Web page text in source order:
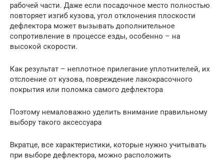
рабочей части. Даже если посадочное место полностью
повторяет изгиб кузова, угол отклонения плоскости
дефлектора может вызывать дополнительное
сопротивление в процессе езды, особенно – на
высокой скорости.
Как результат – неплотное прилегание уплотнителей, их
отслоение от кузова, повреждение лакокрасочного
покрытия или поломка самого дефлектора
Поэтому немаловажно уделить внимание правильному
выбору такого аксессуара
Вкратце, все характеристики, которые нужно учитывать
при выборе дефлектора, можно расположить